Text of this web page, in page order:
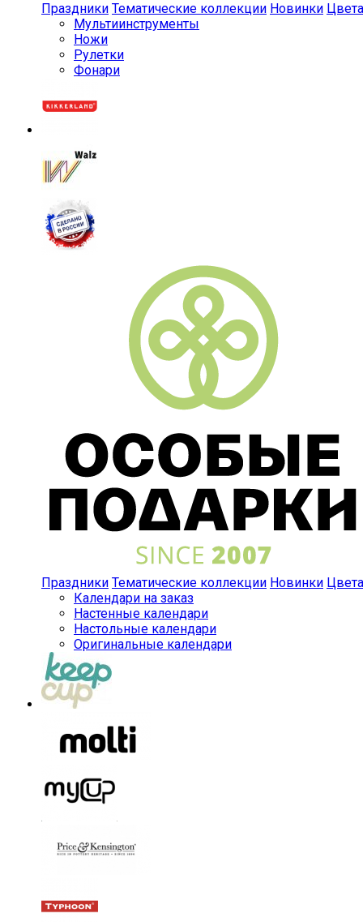
Праздники Тематические коллекции Новинки Цвета
Мульти­инструменты
Ножи
Рулетки
Фонари
Праздники Тематические коллекции Новинки Цвета
Календари на заказ
Настенные календари
Настольные календари
Оригинальные календари